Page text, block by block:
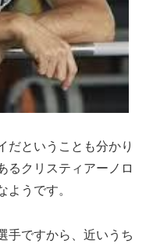
だということも分かり
るクリスティアーノロ
ようです。
手ですから、近いうち